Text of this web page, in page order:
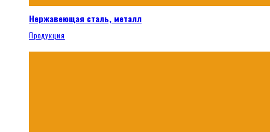
Нержавеющая сталь, металл
Продукция